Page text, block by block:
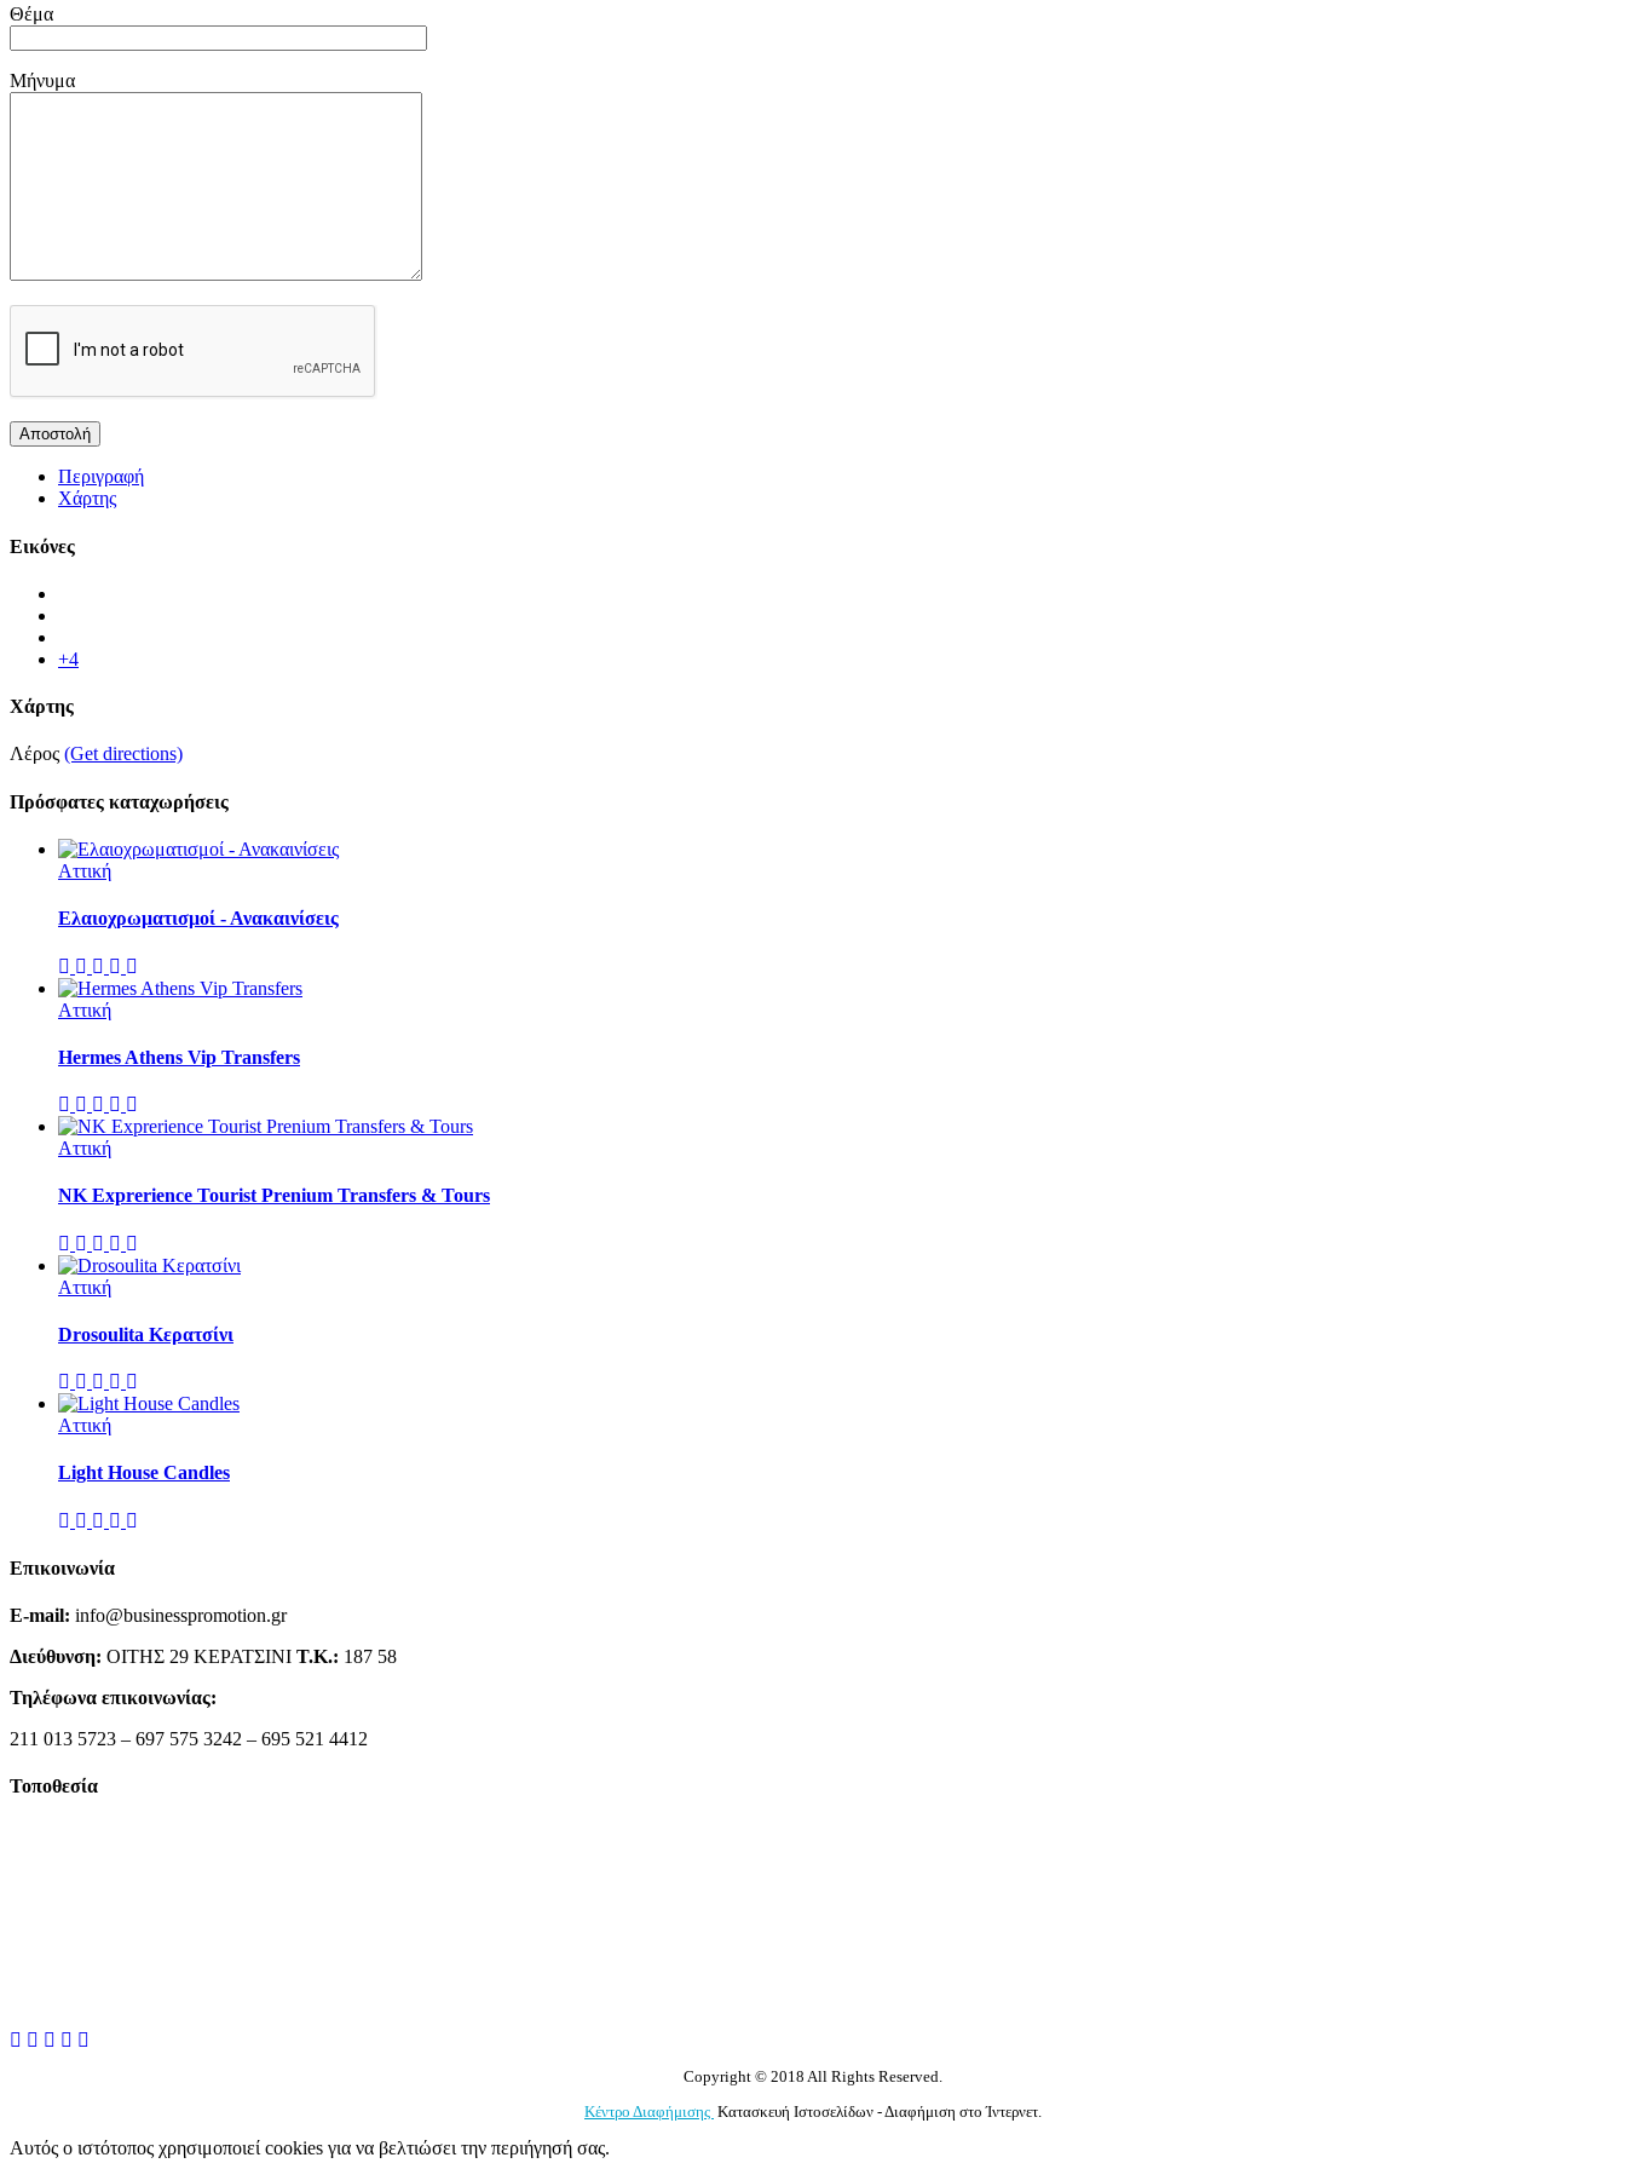
Θέμα
Μήνυμα
Περιγραφή
Χάρτης
Εικόνες
+4
Χάρτης
Λέρος (Get directions)
Πρόσφατες καταχωρήσεις
Αττική
Ελαιοχρωματισμοί - Ανακαινίσεις
Αττική
Hermes Athens Vip Transfers
Αττική
NK Exprerience Tourist Prenium Transfers & Tours
Αττική
Drosoulita Κερατσίνι
Αττική
Light House Candles
Επικοινωνία
E-mail: info@businesspromotion.gr
Διεύθυνση: ΟΙΤΗΣ 29 ΚΕΡΑΤΣΙΝΙ Τ.Κ.: 187 58
Τηλέφωνα επικοινωνίας:
211 013 5723 – 697 575 3242 – 695 521 4412
Τοποθεσία
Copyright © 2018 All Rights Reserved.
Κέντρο Διαφήμισης Κατασκευή Ιστοσελίδων - Διαφήμιση στο Ίντερνετ.
Αυτός ο ιστότοπος χρησιμοποιεί cookies για να βελτιώσει την περιήγησή σας.